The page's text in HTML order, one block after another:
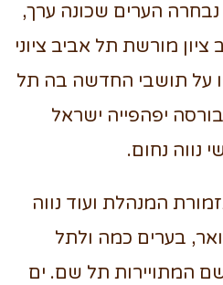
הערים שכונה ערך,
ציון מורשת תל אביב ציוני
על תושבי החדשה בה תל
יפהפייה ישראל
נווה נחום.
המנהלת ועוד נווה
בערים כמה ולתל
המתויירות תל שם. ים